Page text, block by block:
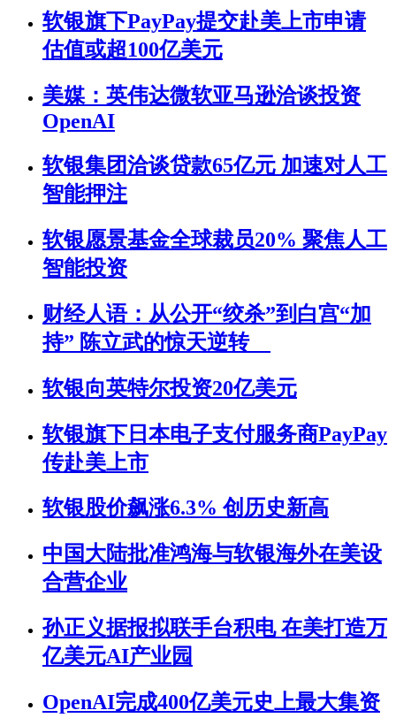
软银旗下PayPay提交赴美上市申请
估值或超100亿美元
美媒：英伟达微软亚马逊洽谈投资
OpenAI
软银集团洽谈贷款65亿元 加速对人工
智能押注
软银愿景基金全球裁员20% 聚焦人工
智能投资
财经人语：从公开“绞杀”到白宫“加
持” 陈立武的惊天逆转
软银向英特尔投资20亿美元
软银旗下日本电子支付服务商PayPay
传赴美上市
软银股价飙涨6.3% 创历史新高
中国大陆批准鸿海与软银海外在美设
合营企业
孙正义据报拟联手台积电 在美打造万
亿美元AI产业园
OpenAI完成400亿美元史上最大集资